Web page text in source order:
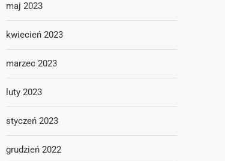
maj 2023
kwiecień 2023
marzec 2023
luty 2023
styczeń 2023
grudzień 2022